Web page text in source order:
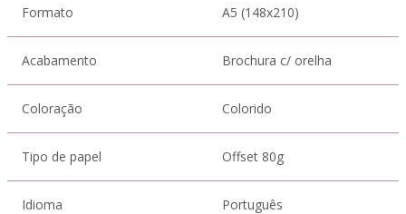
Formato A5 (148x210)
Acabamento Brochura c/ orelha
Coloração Colorido
Tipo de papel Offset 80g
Idioma Português